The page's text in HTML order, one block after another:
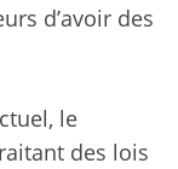
d’avoir des
le
des lois